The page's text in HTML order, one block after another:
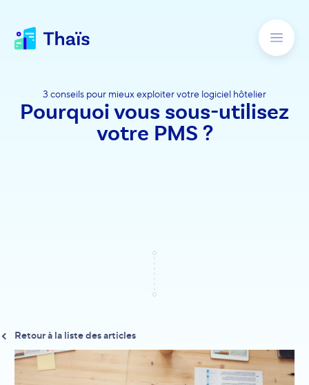
3 conseils pour mieux exploiter votre logiciel hôtelier
Pourquoi vous sous-utilisez
votre PMS ?
Retour à la liste des articles